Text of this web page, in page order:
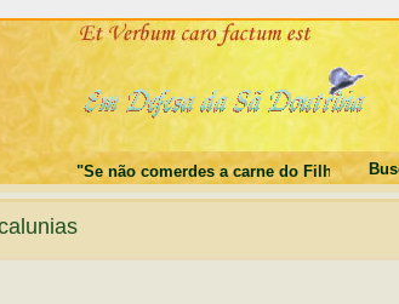
"Se não comerdes a carne do Filho do